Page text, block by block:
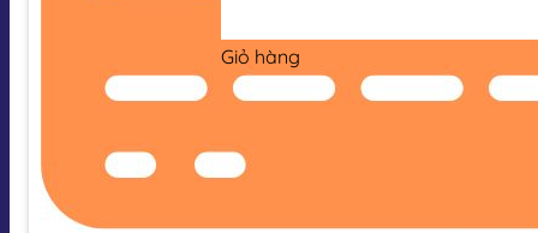
Giỏ hàng